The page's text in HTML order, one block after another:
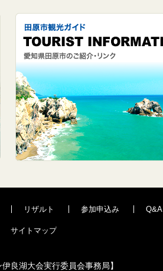
リザルト 参加申込み Q&A
サイトマップ
伊良湖大会実行委員会事務局】